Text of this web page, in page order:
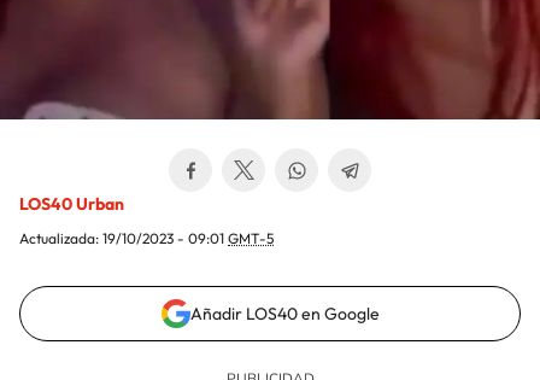
LOS40 Urban
Actualizada: 19/10/2023 - 09:01 GMT-5
Añadir LOS40 en Google